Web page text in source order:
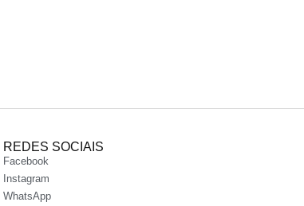
REDES SOCIAIS
Facebook
Instagram
WhatsApp